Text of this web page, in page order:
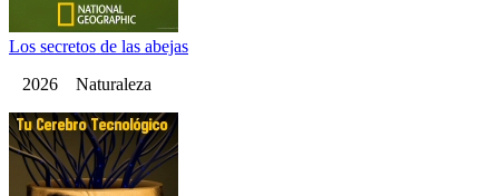
Los secretos de las abejas
2026 Naturaleza